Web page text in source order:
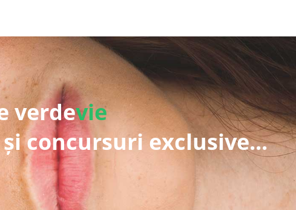
verdevie
concursuri exclusive...